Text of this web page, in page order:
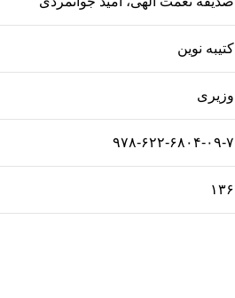
کتیبه نوین
وزیری
۹۷۸-۶۲۲-۶۸۰۴-۰۹-۷
۱۳۶